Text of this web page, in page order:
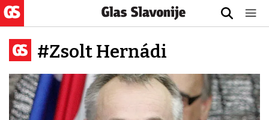
#Zsolt Hernádi